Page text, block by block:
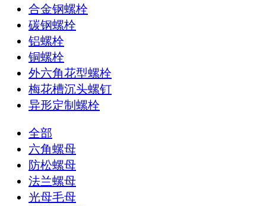
合金钢螺栓
碳钢螺栓
铝螺栓
铜螺栓
外六角花型螺栓
梅花槽沉头螺钉
异形定制螺栓
全部
六角螺母
防松螺母
法兰螺母
光母毛母